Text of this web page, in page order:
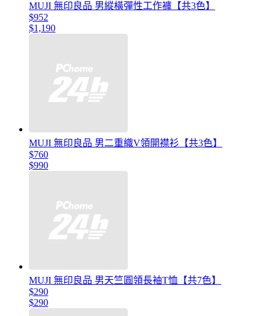
MUJI 無印良品 男縱橫彈性工作褲【共3色】
$952
$1,190
MUJI 無印良品 男二重織V領開襟衫【共3色】
$760
$990
MUJI 無印良品 男天竺圓領長袖T恤【共7色】
$290
$290